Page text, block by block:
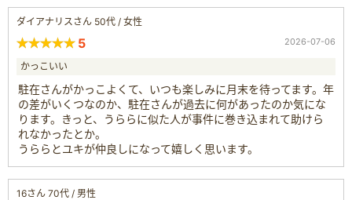
ダイアナリスさん 50代 / 女性
5 2026-07-06
かっこいい
駐在さんがかっこよくて、いつも楽しみに月末を待ってます。年
の差がいくつなのか、駐在さんが過去に何があったのか気にな
ります。きっと、うららに似た人が事件に巻き込まれて助けら
れなかったとか。
うららとユキが仲良しになって嬉しく思います。
16さん 70代 / 男性